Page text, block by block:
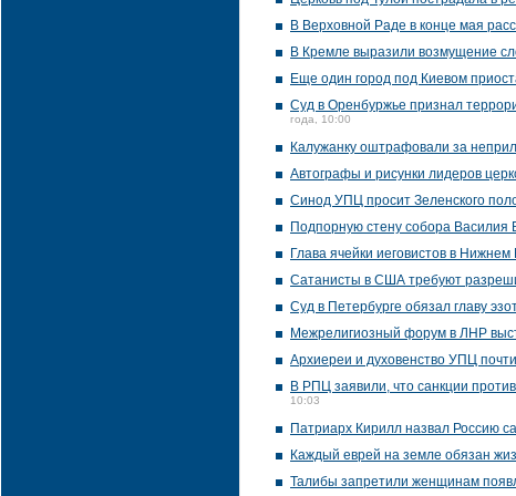
В Верховной Раде в конце мая
В Кремле выразили возмущение
Еще один город под Киевом
Суд в Оренбуржье признал
года, 10:00
Калужанку оштрафовали за
Автографы и рисунки лидеров
Синод УПЦ просит Зеленского
Подпорную стену собора Василия
Глава ячейки иеговистов в
Сатанисты в США требуют
Суд в Петербурге обязал главу
Межрелигиозный форум в ЛНР
Архиереи и духовенство УПЦ
В РПЦ заявили, что санкции
10:03
Патриарх Кирилл назвал Россию
Каждый еврей на земле обязан
Талибы запретили женщинам